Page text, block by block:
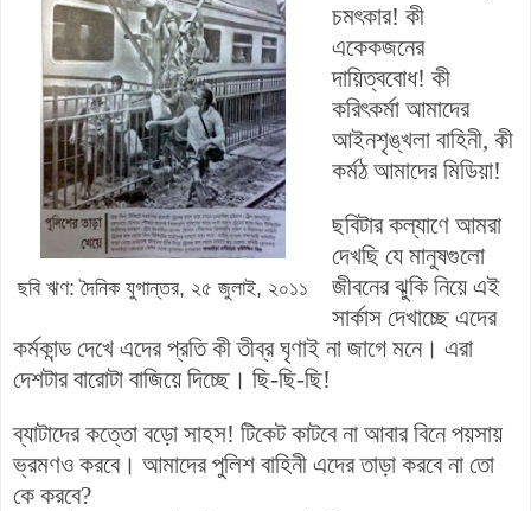
ছবি ঋণ: দৈনিক যুগান্তর, ২৫ জুলাই, ২০১১
চমৎকার! কী
একেকজনের
দায়িত্ববোধ! কী
করিৎকর্মা আমাদের
আইনশৃঙ্খলা বাহিনী, কী
কর্মঠ আমাদের মিডিয়া!
ছবিটার কল্যাণে আমরা
দেখছি যে মানুষগুলো
জীবনের ঝুকি নিয়ে এই
সার্কাস দেখাচ্ছে এদের
কর্মকান্ড দেখে এদের প্রতি কী তীব্র ঘৃণাই না জাগে মনে। এরা
দেশটার বারোটা বাজিয়ে দিচ্ছে। ছি-ছি-ছি!
ব্যাটাদের কত্তো বড়ো সাহস! টিকেট কাটবে না আবার বিনে পয়সায়
ভ্রমণও করবে। আমাদের পুলিশ বাহিনী এদের তাড়া করবে না তো
কে করবে?